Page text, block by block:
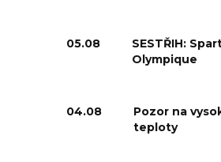
05.08
SESTŘIH:
Olympique
04.08
Pozor na
teploty